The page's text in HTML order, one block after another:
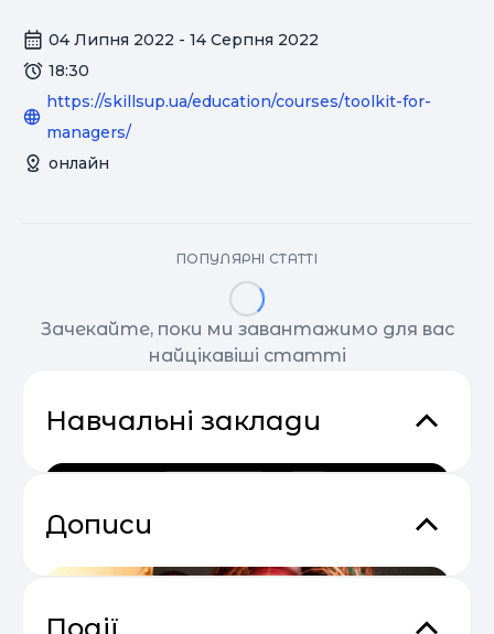
04 Липня 2022 - 14 Серпня 2022
18:30
https://skillsup.ua/education/courses/toolkit-for-
managers/
онлайн
ПОПУЛЯРНІ СТАТТІ
Зачекайте, поки ми завантажимо для вас
найцікавіші статті
Навчальні заклади
Дописи